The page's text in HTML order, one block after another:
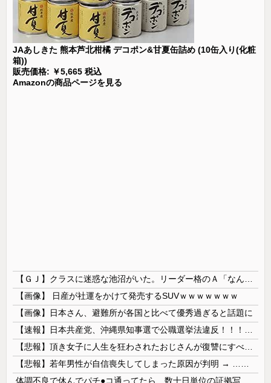
JAあしきた 熊本芦北柑橘 デコポン&甘夏缶詰め (10缶入り(化粧
箱))
販売価格: ￥5,665 税込
Amazonの商品ページを見る
【画像】 日産が社運をかけて発売するSUVｗｗｗｗｗｗｗ
【画像】日本さん、避難所が各国と比べて優秀過ぎると話題に